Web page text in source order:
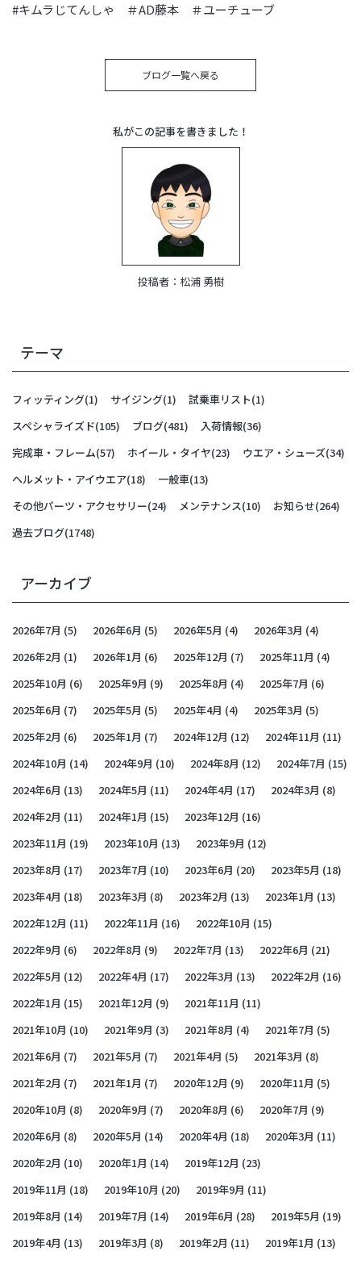
#キムラじてんしゃ ＃AD藤本 ＃ユーチューブ
ブログ一覧へ戻る
私がこの記事を書きました！
投稿者： 松浦 勇樹
テーマ
フィッティング(1) サイジング(1) 試乗車リスト(1)
スペシャライズド(105) ブログ(481) 入荷情報(36)
完成車・フレーム(57) ホイール・タイヤ(23) ウエア・シューズ(34)
ヘルメット・アイウエア(18) 一般車(13)
その他パーツ・アクセサリー(24) メンテナンス(10) お知らせ(264)
過去ブログ(1748)
アーカイブ
2026年7月 (5) 2026年6月 (5) 2026年5月 (4) 2026年3月 (4)
2026年2月 (1) 2026年1月 (6) 2025年12月 (7) 2025年11月 (4)
2025年10月 (6) 2025年9月 (9) 2025年8月 (4) 2025年7月 (6)
2025年6月 (7) 2025年5月 (5) 2025年4月 (4) 2025年3月 (5)
2025年2月 (6) 2025年1月 (7) 2024年12月 (12) 2024年11月 (11)
2024年10月 (14) 2024年9月 (10) 2024年8月 (12) 2024年7月 (15)
2024年6月 (13) 2024年5月 (11) 2024年4月 (17) 2024年3月 (8)
2024年2月 (11) 2024年1月 (15) 2023年12月 (16)
2023年11月 (19) 2023年10月 (13) 2023年9月 (12)
2023年8月 (17) 2023年7月 (10) 2023年6月 (20) 2023年5月 (18)
2023年4月 (18) 2023年3月 (8) 2023年2月 (13) 2023年1月 (13)
2022年12月 (11) 2022年11月 (16) 2022年10月 (15)
2022年9月 (6) 2022年8月 (9) 2022年7月 (13) 2022年6月 (21)
2022年5月 (12) 2022年4月 (17) 2022年3月 (13) 2022年2月 (16)
2022年1月 (15) 2021年12月 (9) 2021年11月 (11)
2021年10月 (10) 2021年9月 (3) 2021年8月 (4) 2021年7月 (5)
2021年6月 (7) 2021年5月 (7) 2021年4月 (5) 2021年3月 (8)
2021年2月 (7) 2021年1月 (7) 2020年12月 (9) 2020年11月 (5)
2020年10月 (8) 2020年9月 (7) 2020年8月 (6) 2020年7月 (9)
2020年6月 (8) 2020年5月 (14) 2020年4月 (18) 2020年3月 (11)
2020年2月 (10) 2020年1月 (14) 2019年12月 (23)
2019年11月 (18) 2019年10月 (20) 2019年9月 (11)
2019年8月 (14) 2019年7月 (14) 2019年6月 (28) 2019年5月 (19)
2019年4月 (13) 2019年3月 (8) 2019年2月 (11) 2019年1月 (13)